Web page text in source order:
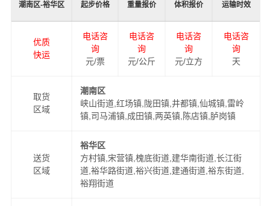
潮南区-裕华区 起步价格 重量报价 体积报价 运输时效
优质
快运
电话咨
询
元/票
电话咨
询
元/公斤
电话咨
询
元/立方
电话咨
询
天
取货
区域
潮南区
峡山街道,红场镇,陇田镇,井都镇,仙城镇,雷岭
镇,司马浦镇,成田镇,两英镇,陈店镇,胪岗镇
送货
区域
裕华区
方村镇,宋营镇,槐底街道,建华南街道,长江街
道,裕华路街道,裕兴街道,建通街道,裕东街道,
裕翔街道